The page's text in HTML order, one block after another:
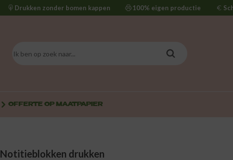
Drukken zonder bomen kappen 100% eigen productie
OFFERTE OP MAAT PAPIER
Notitieblokken drukken